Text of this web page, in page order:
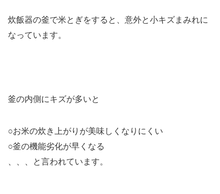
炊飯器の釜で米とぎをすると、意外と小キズまみれに
なっています。
釜の内側にキズが多いと
○お米の炊き上がりが美味しくなりにくい
○釜の機能劣化が早くなる
、、、と言われています。